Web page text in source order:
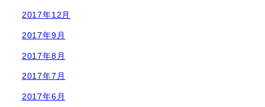
2017年12月
2017年9月
2017年8月
2017年7月
2017年6月